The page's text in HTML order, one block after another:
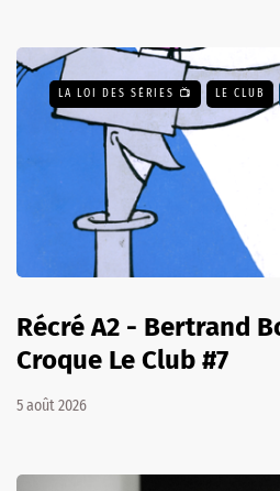
LA LOI DES SÉRIES 📺 LE CLUB
Récré A2 - Bertrand
Croque Le Club #7
5 août 2026